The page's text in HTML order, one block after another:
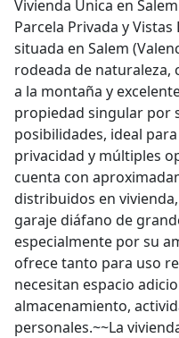
Vivienda Única en
Parcela Privada y
situada en Salem
rodeada de naturaleza,
a la montaña y
propiedad singular por
posibilidades, ideal
privacidad y múltiples
cuenta con
distribuidos en
garaje diáfano de
especialmente por su
ofrece tanto para uso
necesitan espacio
almacenamiento,
personales.~~La